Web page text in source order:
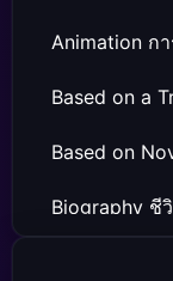
Animation ก
Based on a
Based on
Biography ชี